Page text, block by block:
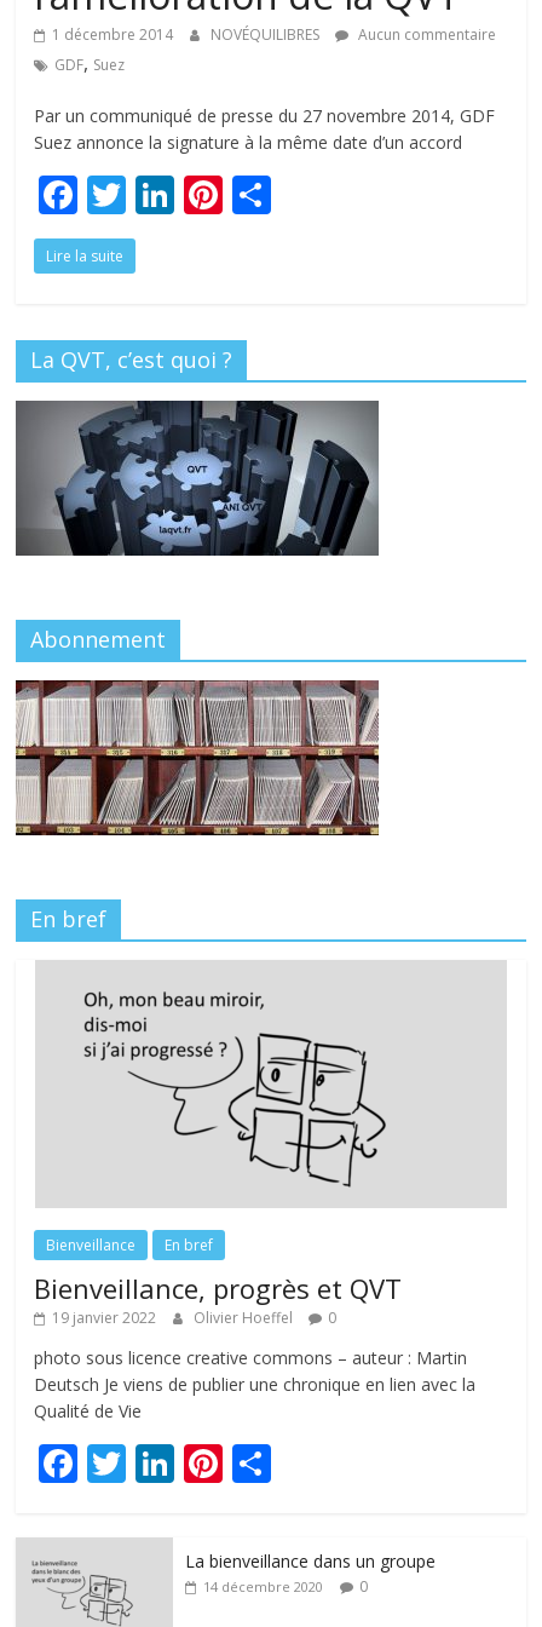
1 décembre 2014 NOVÉQUILIBRES
Aucun commentaire
GDF, Suez
Par un communiqué de presse du 27 novembre 2014, GDF
Suez annonce la signature à la même date d’un accord
F
ac
e
o
o
k
T
w
itt
Li
dI
n
Pi
st
Lire la suite
La QVT, c’est quoi ?
Abonnement
En bref
Bienveillance En bref
Bienveillance, progrès et QVT
19 janvier 2022 Olivier Hoeffel 0
photo sous licence creative commons – auteur : Martin
Deutsch Je viens de publier une chronique en lien avec la
Qualité de Vie
F
e
b
T
itt
er
Li
e
Pi
e g
La bienveillance dans un groupe
14 décembre 2020 0